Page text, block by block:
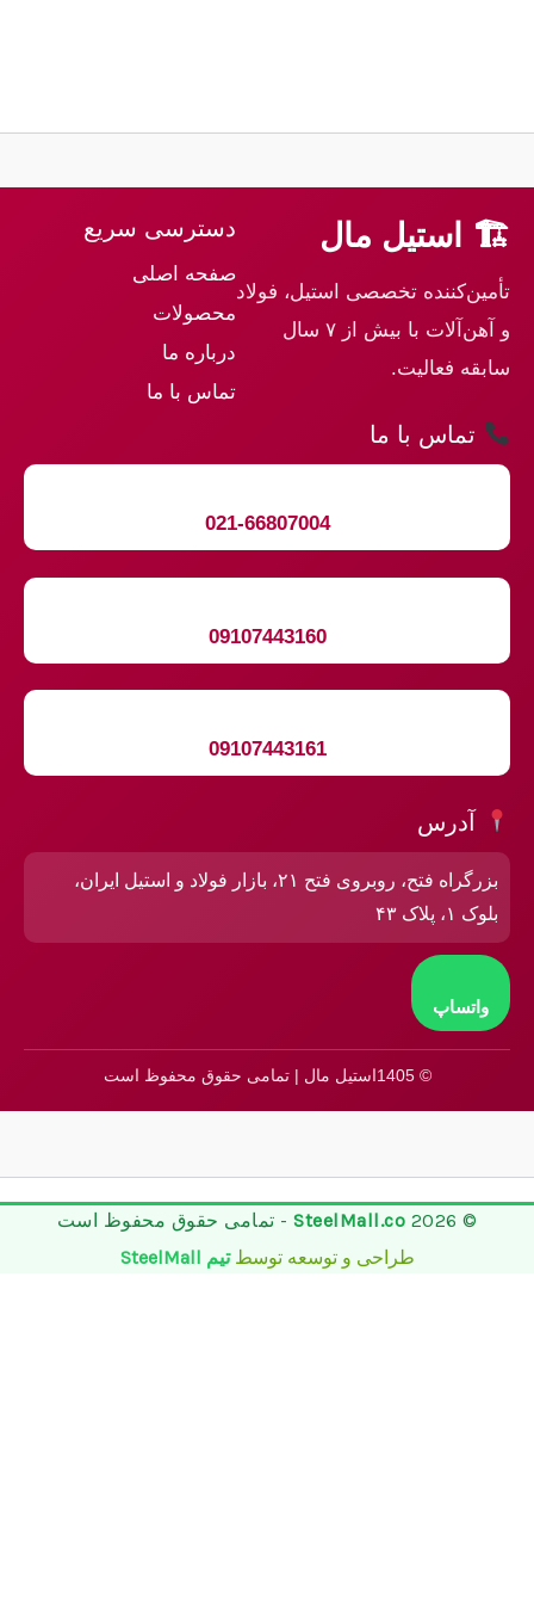
🏗 استیل مال
تأمین‌کننده تخصصی استیل، فولاد
و آهن‌آلات با بیش از ۷ سال
سابقه فعالیت.
دسترسی سریع
صفحه اصلی
محصولات
درباره ما
تماس با ما
تماس با ما
021-66807004
09107443160
09107443161
آدرس
بزرگراه فتح، روبروی فتح ۲۱، بازار فولاد و استیل ایران،
بلوک ۱، پلاک ۴۳
واتساپ
© 1405استیل مال | تمامی حقوق محفوظ است
© 2026
SteelMall.co - تمامی حقوق محفوظ است
طراحی و توسعه توسطتیم SteelMall